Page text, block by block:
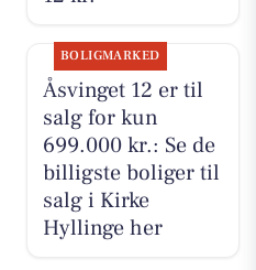
BOLIGMARKED
Åsvinget 12 er til
salg for kun
699.000 kr.: Se de
billigste boliger til
salg i Kirke
Hyllinge her